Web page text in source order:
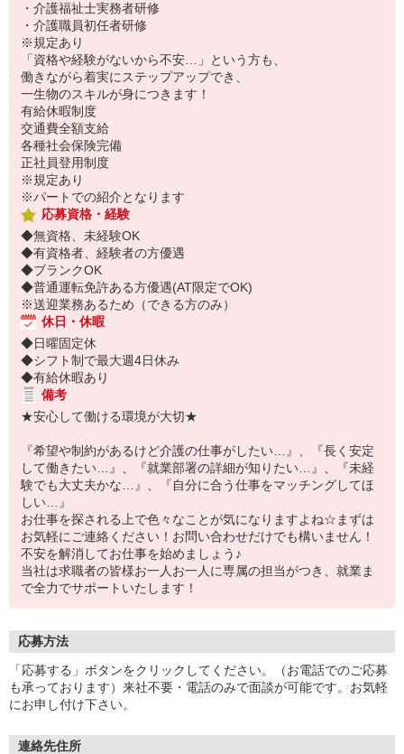
・介護福祉士実務者研修
・介護職員初任者研修
※規定あり
「資格や経験がないから不安…」という方も、
働きながら着実にステップアップでき、
一生物のスキルが身につきます！
有給休暇制度
交通費全額支給
各種社会保険完備
正社員登用制度
※規定あり
※パートでの紹介となります
応募資格・経験
◆無資格、未経験OK
◆有資格者、経験者の方優遇
◆ブランクOK
◆普通運転免許ある方優遇(AT限定でOK)
※送迎業務あるため（できる方のみ）
休日・休暇
◆日曜固定休
◆シフト制で最大週4日休み
◆有給休暇あり
備考
★安心して働ける環境が大切★
『希望や制約があるけど介護の仕事がしたい…』、『長く安定
して働きたい…』、『就業部署の詳細が知りたい…』、『未経
験でも大丈夫かな…』、『自分に合う仕事をマッチングしてほ
しい…』
お仕事を探される上で色々なことが気になりますよね☆まずは
お気軽にご連絡ください！お問い合わせだけでも構いません！
不安を解消してお仕事を始めましょう♪
当社は求職者の皆様お一人お一人に専属の担当がつき、就業ま
で全力でサポートいたします！
応募方法
「応募する」ボタンをクリックしてください。（お電話でのご応募
も承っております）来社不要・電話のみで面談が可能です。お気軽
にお申し付け下さい。
連絡先住所